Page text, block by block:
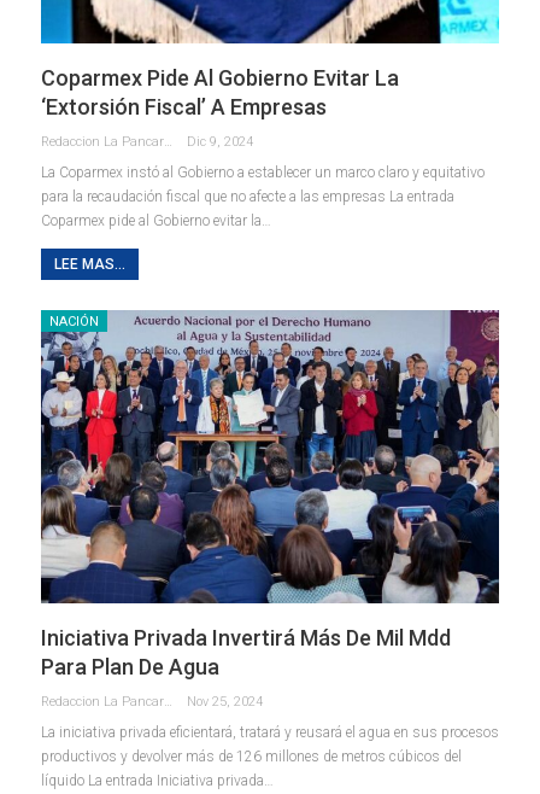
Coparmex Pide Al Gobierno Evitar La
‘extorsión Fiscal’ A Empresas
Dic 9, 2024
La Coparmex instó al Gobierno a establecer un marco claro y equitativo
para la recaudación fiscal que no afecte a las empresas La entrada
Coparmex pide al Gobierno evitar la…
LEE MAS...
NACIÓN
Iniciativa Privada Invertirá Más De Mil Mdd
Para Plan De Agua
Redaccion La Pancarta De Quintana Roo Nov 25, 2024
La iniciativa privada eficientará, tratará y reusará el agua en sus procesos
productivos y devolver más de 126 millones de metros cúbicos del
líquido La entrada Iniciativa privada…